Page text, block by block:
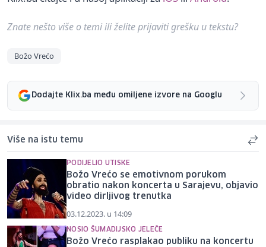
Znate nešto više o temi ili želite prijaviti grešku u tekstu?
Božo Vrećo
Dodajte Klix.ba među omiljene izvore na Googlu
Više na istu temu
PODIJELIO UTISKE
Božo Vrećo se emotivnom porukom
obratio nakon koncerta u Sarajevu, objavio
video dirljivog trenutka
03.12.2023. u 14:09
NOSIO ŠUMADIJSKO JELEČE
Božo Vrećo rasplakao publiku na koncertu